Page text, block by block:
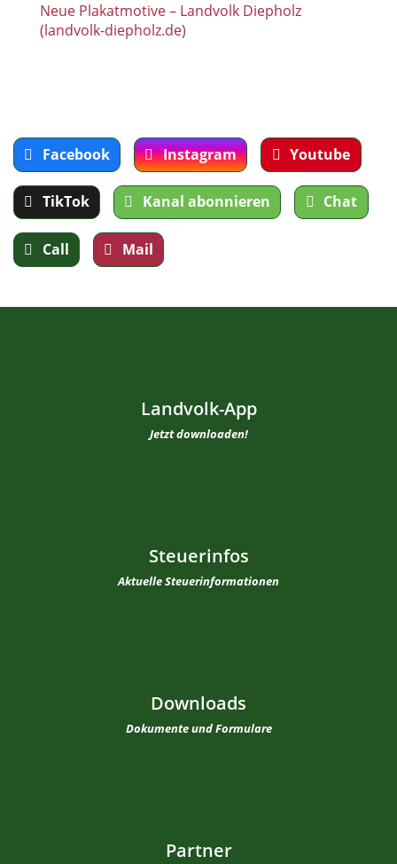
Neue Plakatmotive – Landvolk Diepholz
(landvolk-diepholz.de)
Facebook Instagram Youtube
TikTok Kanal abonnieren Chat
Call Mail
Landvolk-App
Jetzt downloaden!
Steuerinfos
Aktuelle Steuerinformationen
Downloads
Dokumente und Formulare
Partner